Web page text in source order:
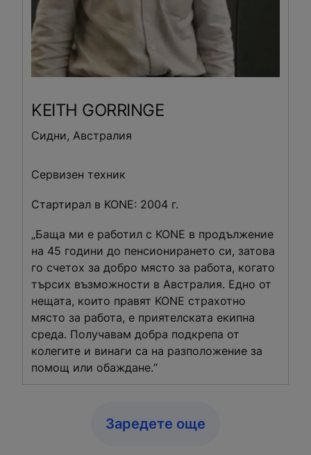
KEITH GORRINGE
Сидни, Австралия
Сервизен техник
Стартирал в KONE: 2004 г.
„Баща ми е работил с KONE в продължение
на 45 години до пенсионирането си, затова
го счетох за добро място за работа, когато
търсих възможности в Австралия. Едно от
нещата, които правят KONE страхотно
място за работа, е приятелската екипна
среда. Получавам добра подкрепа от
колегите и винаги са на разположение за
помощ или обаждане.“
Заредете още